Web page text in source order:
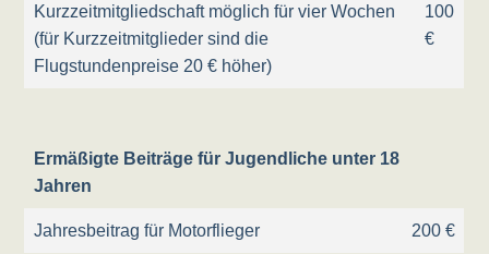
Kurzzeitmitgliedschaft möglich für vier Wochen
(für Kurzzeitmitglieder sind die
Flugstundenpreise 20 € höher)
100
€
Ermäßigte Beiträge für Jugendliche unter 18
Jahren
Jahresbeitrag für Motorflieger 200 €